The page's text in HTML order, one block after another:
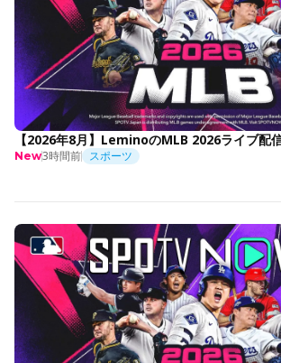
【2026年8月】LeminoのMLB 2026ライブ配
New3時間前 スポーツ